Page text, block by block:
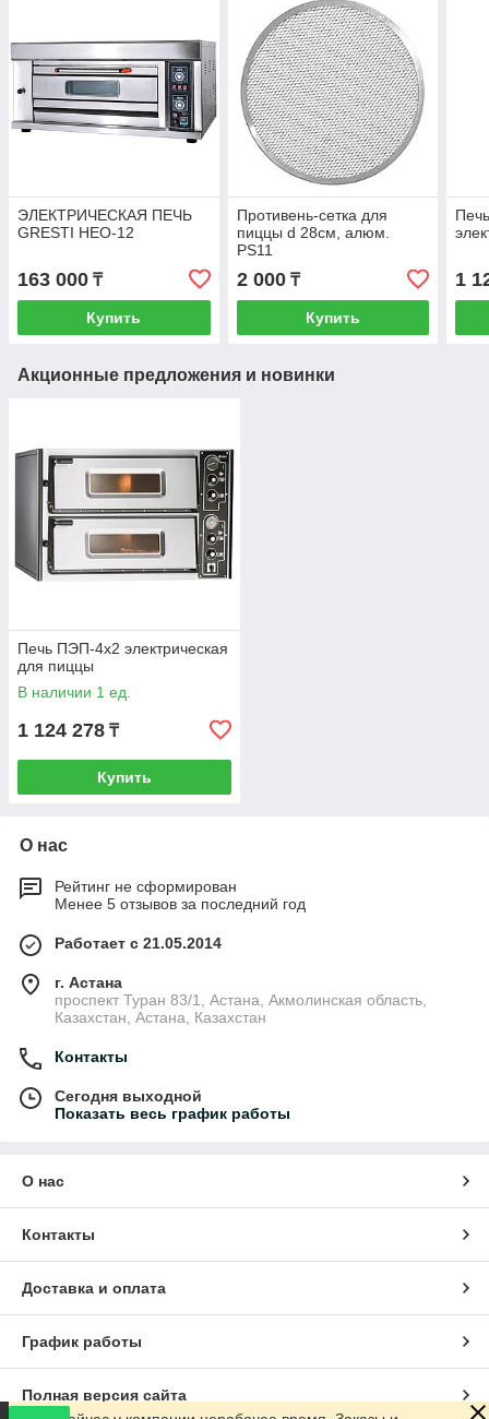
ЭЛЕКТРИЧЕСКАЯ ПЕЧЬ
GRESTI HEO-12
163 000 ₸
Купить
Противень-сетка для
пиццы d 28см, алюм.
PS11
2 000₸
Купить
1
Акционные предложения и новинки
Печь ПЭП-4х2 электрическая
для пиццы
В наличии 1 ед.
1 124 278 ₸
Купить
О нас
Рейтинг не сформирован
Менее 5 отзывов за последний год
Работает с 21.05.2014
г. Астана
проспект Туран 83/1, Астана, Акмолинская область,
Казахстан, Астана, Казахстан
Контакты
Сегодня выходной
Показать весь график работы
О нас
Контакты
Доставка и оплата
График работы
Полная версия сайта